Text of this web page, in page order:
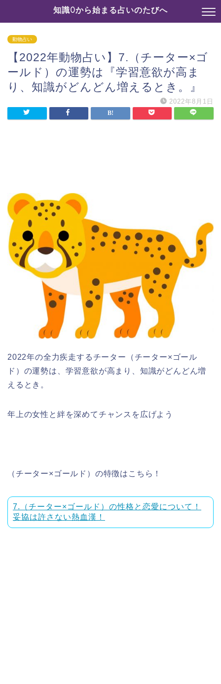
知識0から始まる占いのたびへ
動物占い
【2022年動物占い】7.（チーター×ゴ
ールド）の運勢は『学習意欲が高ま
り、知識がどんどん増えるとき。』
2022年8月1日
2022年の全力疾走するチーター（チーター×ゴール
ド）の運勢は、学習意欲が高まり、知識がどんどん増
えるとき。
年上の女性と絆を深めてチャンスを広げよう
（チーター×ゴールド）の特徴はこちら！
7.（チーター×ゴールド）の性格と恋愛について！
妥協は許さない熱血漢！